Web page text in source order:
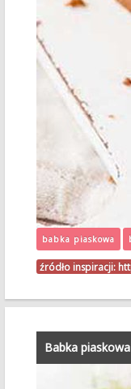
babka piaskowa
źródło inspiracji:
Babka